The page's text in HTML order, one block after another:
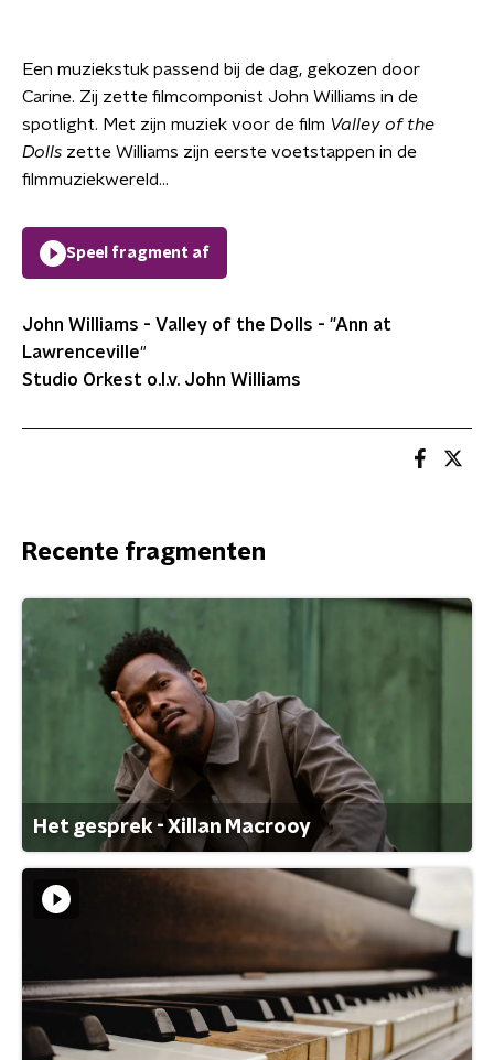
Een muziekstuk passend bij de dag, gekozen door
Carine. Zij zette filmcomponist John Williams in de
spotlight. Met zijn muziek voor de film Valley of the
Dolls zette Williams zijn eerste voetstappen in de
filmmuziekwereld...
Speel fragment af
John Williams - Valley of the Dolls - "Ann at
Lawrenceville"
Studio Orkest o.l.v. John Williams
Recente fragmenten
Het gesprek - Xillan Macrooy